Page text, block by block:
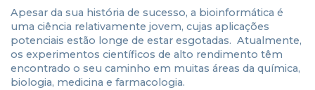
Apesar da sua história de sucesso, a bioinformática é
uma ciência relativamente jovem, cujas aplicações
potenciais estão longe de estar esgotadas. Atualmente,
os experimentos científicos de alto rendimento têm
encontrado o seu caminho em muitas áreas da química,
biologia, medicina e farmacologia.